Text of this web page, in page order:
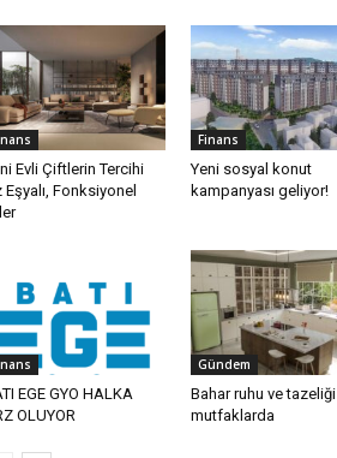
Evli Çiftlerin Tercihi
Eşyalı, Fonksiyonel
Finans
Yeni sosyal konut
kampanyası geliyor!
EGE GYO HALKA
OLUYOR
Gündem
Bahar ruhu ve tazeliği
mutfaklarda